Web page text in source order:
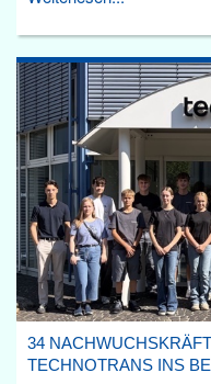
34
TECHNOTRANS INS